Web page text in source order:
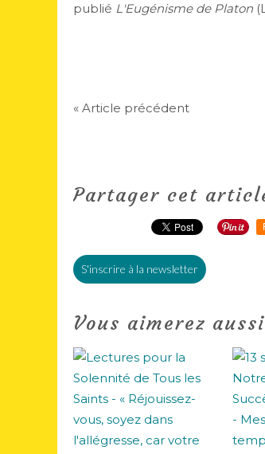
publié L'Eugénisme de Platon
« Article précédent
Partager cet
S'inscrire à la newsletter
Vous aimerez